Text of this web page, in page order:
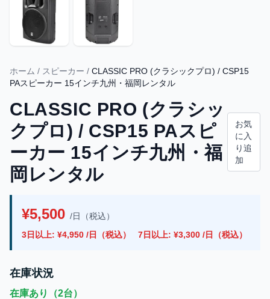
ホーム / スピーカー / CLASSIC PRO (クラシックプロ) / CSP15
PAスピーカー 15インチ九州・福岡レンタル
CLASSIC PRO (クラシッ
クプロ) / CSP15 PAスピ
ーカー 15インチ九州・福
岡レンタル
お気
に入
り追
加
¥5,500 /日（税込）
3日以上: ¥4,950 /日（税込）
7日以上: ¥3,300 /日（税込）
在庫状況
在庫あり（2台）